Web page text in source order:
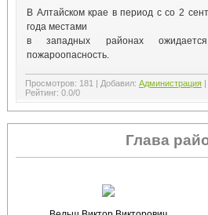
В Алтайском крае в период с со 2
года местами
в западных районах
пожароопасность.
Просмотров: 181 | Добавил: Администрация |
Рейтинг: 0.0/0
Глава